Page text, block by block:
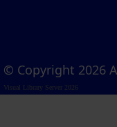
© Copyright 2026
Visual Library Server 2026